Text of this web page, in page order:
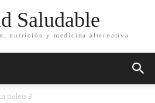
Saludable
nutrición y medicina alternativa.
paleo 3